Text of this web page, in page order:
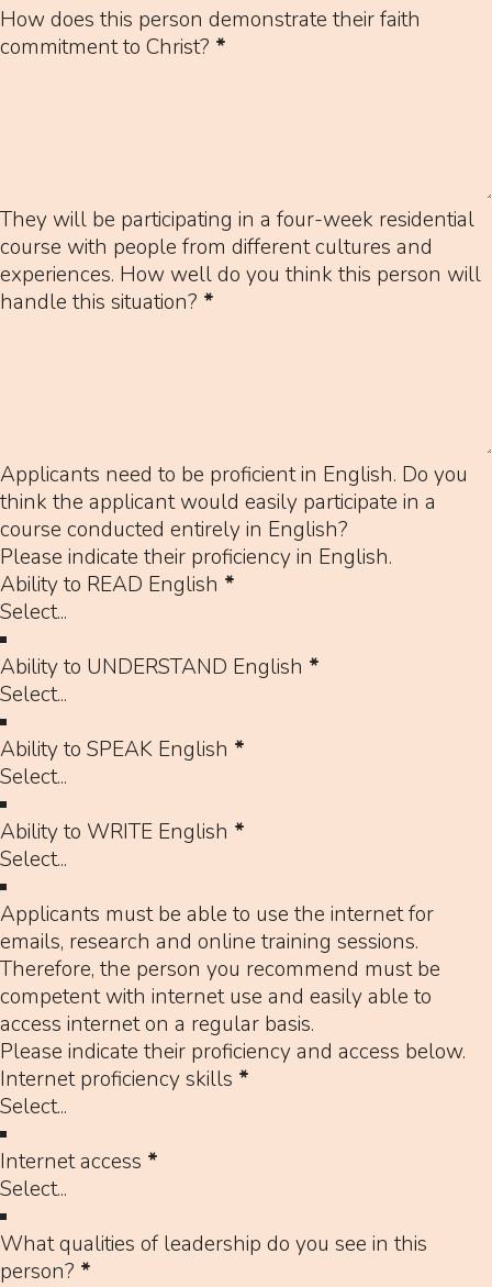
How does this person demonstrate their faith
commitment to Christ? *
They will be participating in a four-week residential
course with people from different cultures and
experiences. How well do you think this person will
handle this situation? *
Applicants need to be proficient in English. Do you
think the applicant would easily participate in a
course conducted entirely in English?
Please indicate their proficiency in English.
Ability to READ English *
Ability to UNDERSTAND English *
Ability to SPEAK English *
Ability to WRITE English *
Applicants must be able to use the internet for
emails, research and online training sessions.
Therefore, the person you recommend must be
competent with internet use and easily able to
access internet on a regular basis.
Please indicate their proficiency and access below.
Internet proficiency skills *
Internet access *
What qualities of leadership do you see in this
person? *